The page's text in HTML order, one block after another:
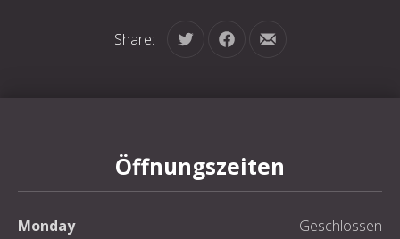
Share: Tweet Share on Facebook
Share by Email
Öffnungszeiten
Monday
Geschlossen